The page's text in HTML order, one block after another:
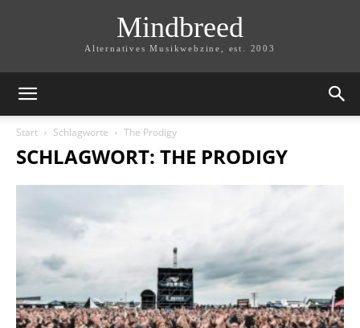
Mindbreed
Alternatives Musikwebzine, est. 2003
Start Schlagworte The Prodigy
SCHLAGWORT: THE PRODIGY